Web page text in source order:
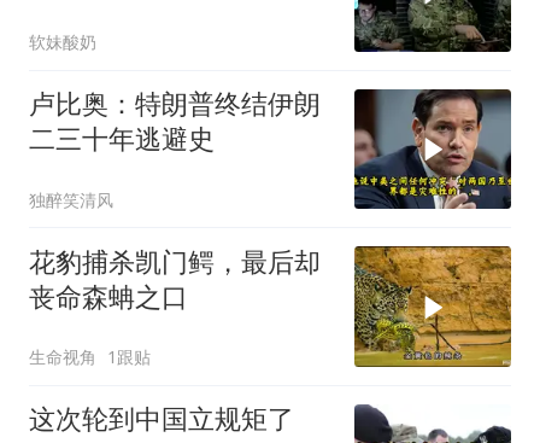
软妹酸奶
卢比奥：特朗普终结伊朗
二三十年逃避史
独醉笑清风
花豹捕杀凯门鳄，最后却
丧命森蚺之口
生命视角 1跟贴
这次轮到中国立规矩了